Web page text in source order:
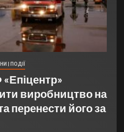
| ПОДІЇ
виробництво на
перенести його за